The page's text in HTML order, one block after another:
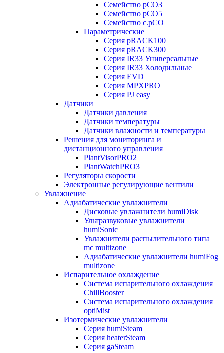
Семейство pCO3
Семейство pCO5
Семейство c.pCO
Параметрические
Серия pRACK100
Серия pRACK300
Серия IR33 Универсальные
Серия IR33 Холодильные
Серия EVD
Серия MPXPRO
Серия PJ easy
Датчики
Датчики давления
Датчики температуры
Датчики влажности и температуры
Решения для мониторинга и
дистанционного управления
PlantVisorPRO2
PlantWatchPRO3
Регуляторы скорости
Электронные регулирующие вентили
Увлажнение
Адиабатические увлажнители
Дисковые увлажнители humiDisk
Ультразвуковые увлажнители
humiSonic
Увлажнители распылительного типа
mc multizone
Адиабатические увлажнители humiFog
multizone
Испарительное охлаждение
Система испарительного охлаждения
ChillBooster
Система испарительного охлаждения
optiMist
Изотермические увлажнители
Серия humiSteam
Серия heaterSteam
Серия gaSteam